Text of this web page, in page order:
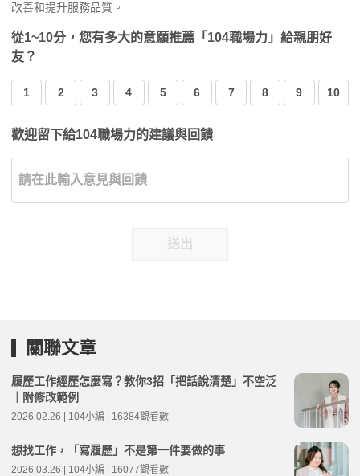
改善和提升服務品質。
從1~10分，您有多大的意願推薦「104職場力」給親朋好
友？
1 2 3 4 5 6 7 8 9 10
歡迎留下給104職場力的建議與回饋
送出
關聯文章
履歷工作經歷怎麼寫？教你3招「把話說清楚」不空泛
｜附修改範例
2026.02.26 | 104小編 | 16384觀看數
想找工作，「寫履歷」不是第一件要做的事
2026.03.26 | 104小編 | 16077觀看數